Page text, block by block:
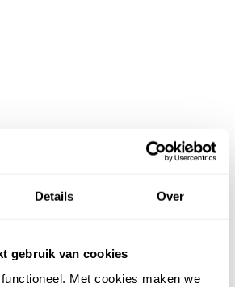
Details Over
gebruik van cookies
Met cookies maken we